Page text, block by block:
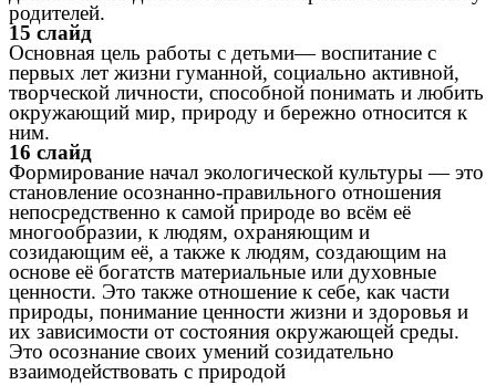
родителей.
15 слайд
Основная цель работы с детьми— воспитание с
первых лет жизни гуманной, социально активной,
творческой личности, способной понимать и любить
окружающий мир, природу и бережно относится к
ним.
16 слайд
Формирование начал экологической культуры — это
становление осознанно-правильного отношения
непосредственно к самой природе во всём её
многообразии, к людям, охраняющим и
созидающим её, а также к людям, создающим на
основе её богатств материальные или духовные
ценности. Это также отношение к себе, как части
природы, понимание ценности жизни и здоровья и
их зависимости от состояния окружающей среды.
Это осознание своих умений созидательно
взаимодействовать с природой